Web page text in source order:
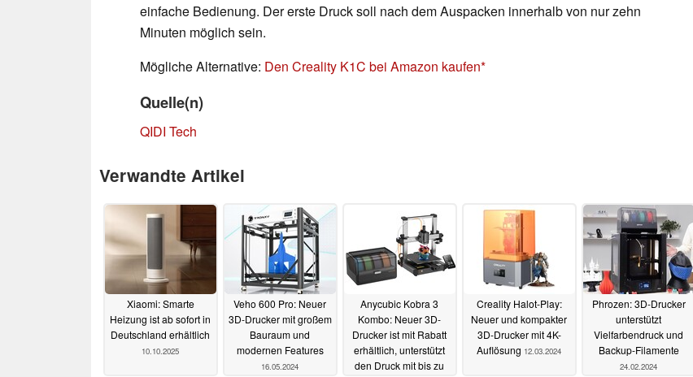
einfache Bedienung. Der erste Druck soll nach dem Auspacken innerhalb von nur zehn
Minuten möglich sein.
Mögliche Alternative: Den Creality K1C bei Amazon kaufen
Quelle(n)
QIDI Tech
Verwandte Artikel
Xiaomi: Smarte
Heizung ist ab sofort in
Deutschland erhältlich
10.10.2025
Veho 600 Pro: Neuer
3D-Drucker mit großem
Bauraum und
modernen Features
16.05.2024
Anycubic Kobra 3
Kombo: Neuer 3D-
Drucker ist mit Rabatt
erhältlich, unterstützt
den Druck mit bis zu
Creality Halot-Play:
Neuer und kompakter
3D-Drucker mit 4K-
Auflösung 12.03.2024
Phrozen: 3D-Drucker
unterstützt
Vielfarbendruck und
Backup-Filamente
24.02.2024